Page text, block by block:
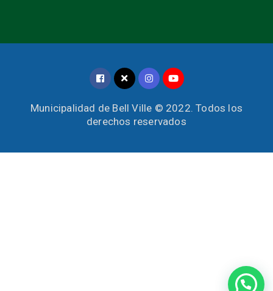
Municipalidad de Bell Ville © 2022. Todos los
derechos reservados